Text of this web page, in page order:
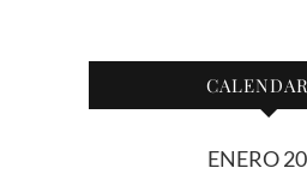
ENERO